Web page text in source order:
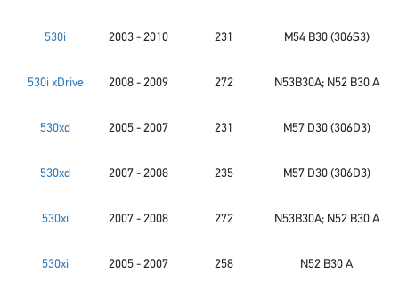
530i 2003 - 2010 231 M54 B30 (306S3)
530i xDrive 2008 - 2009 272 N53B30A; N52 B30 A
530xd 2005 - 2007 231 M57 D30 (306D3)
530xd 2007 - 2008 235 M57 D30 (306D3)
530xi 2007 - 2008 272 N53B30A; N52 B30 A
530xi 2005 - 2007 258 N52 B30 A